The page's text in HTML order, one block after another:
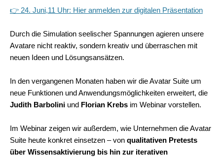
👉 24. Juni,11 Uhr: Hier anmelden zur digitalen Präsentation
Durch die Simulation seelischer Spannungen agieren unsere
Avatare nicht reaktiv, sondern kreativ und überraschen mit
neuen Ideen und Lösungsansätzen.
In den vergangenen Monaten haben wir die Avatar Suite um
neue Funktionen und Anwendungsmöglichkeiten erweitert, die
Judith Barbolini und Florian Krebs im Webinar vorstellen.
Im Webinar zeigen wir außerdem, wie Unternehmen die Avatar
Suite heute konkret einsetzen – von qualitativen Pretests
über Wissensaktivierung bis hin zur iterativen